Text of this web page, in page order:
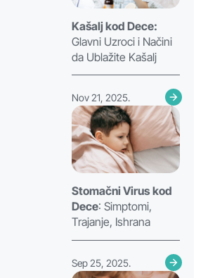
Kašalj kod Dece:
Glavni Uzroci i Načini
da Ublažite Kašalj
Nov 21, 2025.
Stomačni Virus kod
Dece: Simptomi,
Trajanje, Ishrana
Sep 25, 2025.